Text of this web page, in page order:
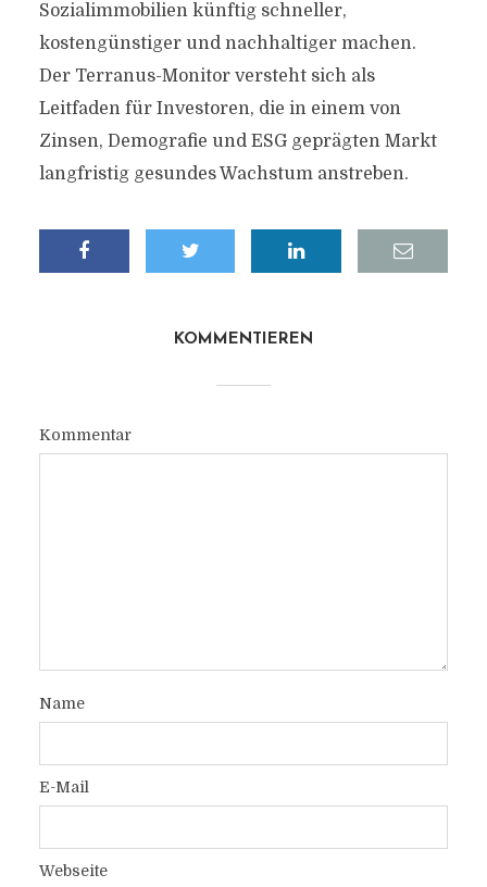
Sozialimmobilien künftig schneller,
kostengünstiger und nachhaltiger machen.
Der Terranus-Monitor versteht sich als
Leitfaden für Investoren, die in einem von
Zinsen, Demografie und ESG geprägten Markt
langfristig gesundes Wachstum anstreben.
KOMMENTIEREN
Kommentar
Name
E-Mail
Webseite